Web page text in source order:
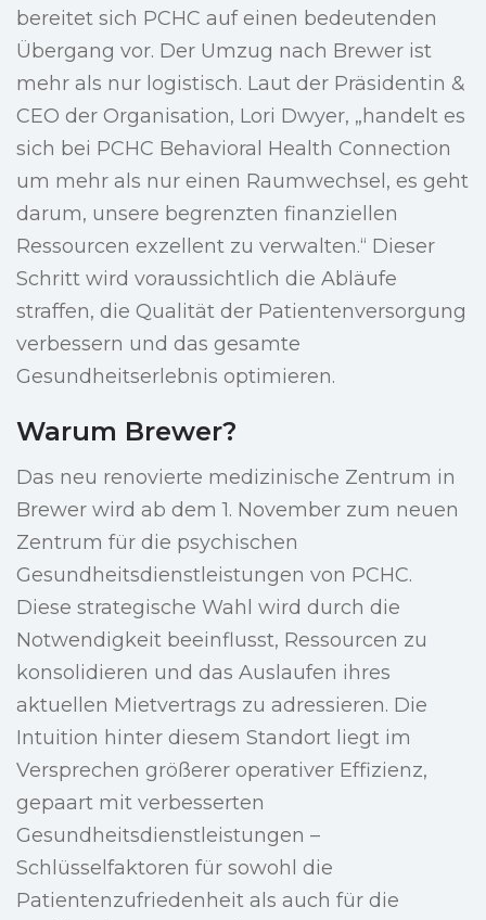
bereitet sich PCHC auf einen bedeutenden
Übergang vor. Der Umzug nach Brewer ist
mehr als nur logistisch. Laut der Präsidentin &
CEO der Organisation, Lori Dwyer, „handelt es
sich bei PCHC Behavioral Health Connection
um mehr als nur einen Raumwechsel, es geht
darum, unsere begrenzten finanziellen
Ressourcen exzellent zu verwalten.“ Dieser
Schritt wird voraussichtlich die Abläufe
straffen, die Qualität der Patientenversorgung
verbessern und das gesamte
Gesundheitserlebnis optimieren.
Warum Brewer?
Das neu renovierte medizinische Zentrum in
Brewer wird ab dem 1. November zum neuen
Zentrum für die psychischen
Gesundheitsdienstleistungen von PCHC.
Diese strategische Wahl wird durch die
Notwendigkeit beeinflusst, Ressourcen zu
konsolidieren und das Auslaufen ihres
aktuellen Mietvertrags zu adressieren. Die
Intuition hinter diesem Standort liegt im
Versprechen größerer operativer Effizienz,
gepaart mit verbesserten
Gesundheitsdienstleistungen –
Schlüsselfaktoren für sowohl die
Patientenzufriedenheit als auch für die